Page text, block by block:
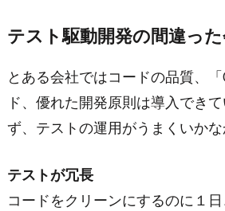
テスト駆動開発の間違っ
とある会社ではコードの品質、
ド、優れた開発原則は導入でき
ず、テストの運用がうまくいかな
テストが冗長
コードをクリーンにするのに１